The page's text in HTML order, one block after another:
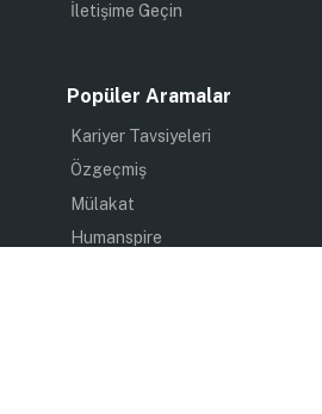
İletişime Geçin
Popüler Aramalar
Kariyer Tavsiyeleri
Özgeçmiş
Mülakat
Humanspire